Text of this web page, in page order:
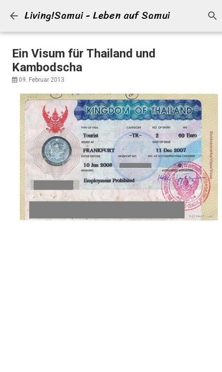
Direkt zum Hauptbereich
Living!Samui - Leben auf Samui
Ein Visum für Thailand und
Kambodscha
09. Februar 2013